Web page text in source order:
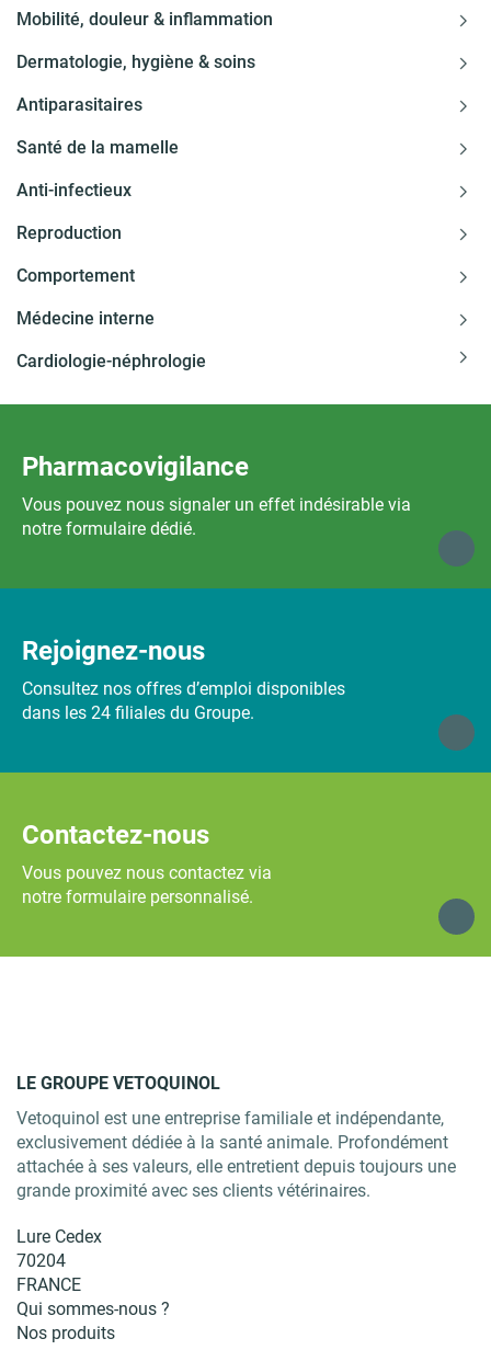
Mobilité, douleur & inflammation
Dermatologie, hygiène & soins
Antiparasitaires
Santé de la mamelle
Anti-infectieux
Reproduction
Comportement
Médecine interne
Cardiologie-néphrologie
Pharmacovigilance
Vous pouvez nous signaler un effet indésirable via
notre formulaire dédié.
Rejoignez-nous
Consultez nos offres d’emploi disponibles
dans les 24 filiales du Groupe.
Contactez-nous
Vous pouvez nous contactez via
notre formulaire personnalisé.
LE GROUPE VETOQUINOL
Vetoquinol est une entreprise familiale et indépendante,
exclusivement dédiée à la santé animale. Profondément
attachée à ses valeurs, elle entretient depuis toujours une
grande proximité avec ses clients vétérinaires.
Lure Cedex
70204
FRANCE
Qui sommes-nous ?
Nos produits